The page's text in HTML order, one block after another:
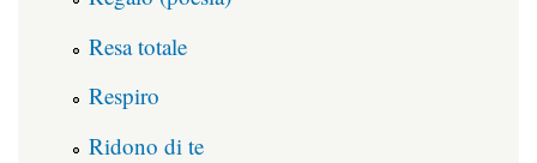
Resa totale
Respiro
Ridono di te